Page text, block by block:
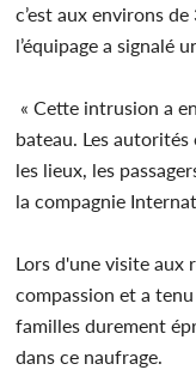
c’est aux environs
l’équipage a signalé
« Cette intrusion a
bateau. Les
les lieux, les
la compagnie
Lors d'une visite aux
compassion et a
familles durement
dans ce naufrage.